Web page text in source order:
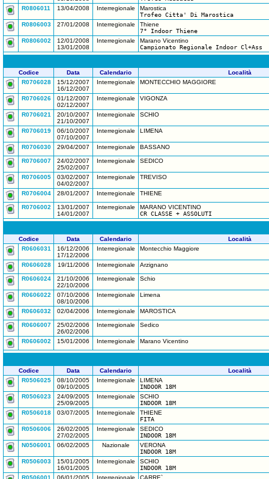
R0806011
13/04/2008 Interregionale
Marostica
Trofeo Citta' Di Marostica
R0806003
27/01/2008 Interregionale
Thiene
7° Indoor Thiene
R0806002
12/01/2008
13/01/2008
Interregionale
Marano Vicentino
Campionato Regionale Indoor Cl+Ass
Codice Data Calendario
Località
R0706028
15/12/2007
16/12/2007
Interregionale MONTECCHIO MAGGIORE
R0706026
01/12/2007
02/12/2007
Interregionale VIGONZA
R0706021
20/10/2007
21/10/2007
Interregionale SCHIO
R0706019
06/10/2007
07/10/2007
Interregionale LIMENA
R0706030 29/04/2007 Interregionale BASSANO
R0706007
24/02/2007
25/02/2007
Interregionale SEDICO
R0706005
03/02/2007
04/02/2007
Interregionale TREVISO
R0706004 28/01/2007 Interregionale THIENE
R0706002
13/01/2007
14/01/2007
Interregionale
MARANO VICENTINO
CR CLASSE + ASSOLUTI
Codice Data Calendario
Località
R0606031
16/12/2006
17/12/2006
Interregionale Montecchio Maggiore
R0606028 19/11/2006 Interregionale Arzignano
R0606024
21/10/2006
22/10/2006
Interregionale Schio
R0606022
07/10/2006
08/10/2006
Interregionale Limena
R0606032 02/04/2006 Interregionale MAROSTICA
R0606007
25/02/2006
26/02/2006
Interregionale Sedico
R0606002 15/01/2006 Interregionale Marano Vicentino
Codice Data Calendario
Località
R0506025
08/10/2005
09/10/2005
Interregionale
LIMENA
INDOOR 18M
R0506023
24/09/2005
25/09/2005
Interregionale
SCHIO
INDOOR 18M
R0506018
03/07/2005 Interregionale
THIENE
FITA
R0506006
26/02/2005
27/02/2005
Interregionale
SEDICO
INDOOR 18M
N0506001
06/02/2005 Nazionale
VERONA
INDOOR 18M
R0506003
15/01/2005
16/01/2005
Interregionale
SCHIO
INDOOR 18M
R0506001
06/01/2005 Interregionale CARRE`